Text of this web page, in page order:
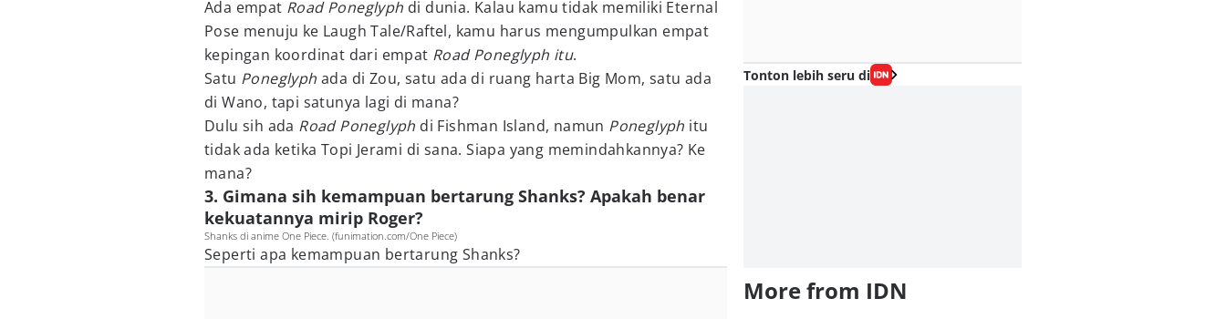
Ada empat Road Poneglyph di dunia. Kalau kamu tidak memiliki Eternal
Pose menuju ke Laugh Tale/Raftel, kamu harus mengumpulkan empat
kepingan koordinat dari empat Road Poneglyph itu.
Satu Poneglyph ada di Zou, satu ada di ruang harta Big Mom, satu ada
di Wano, tapi satunya lagi di mana?
Dulu sih ada Road Poneglyph di Fishman Island, namun Poneglyph itu
tidak ada ketika Topi Jerami di sana. Siapa yang memindahkannya? Ke
mana?
3. Gimana sih kemampuan bertarung Shanks? Apakah benar
kekuatannya mirip Roger?
Shanks di anime One Piece. (funimation.com/One Piece)
Seperti apa kemampuan bertarung Shanks?
Tonton lebih seru di
More from IDN